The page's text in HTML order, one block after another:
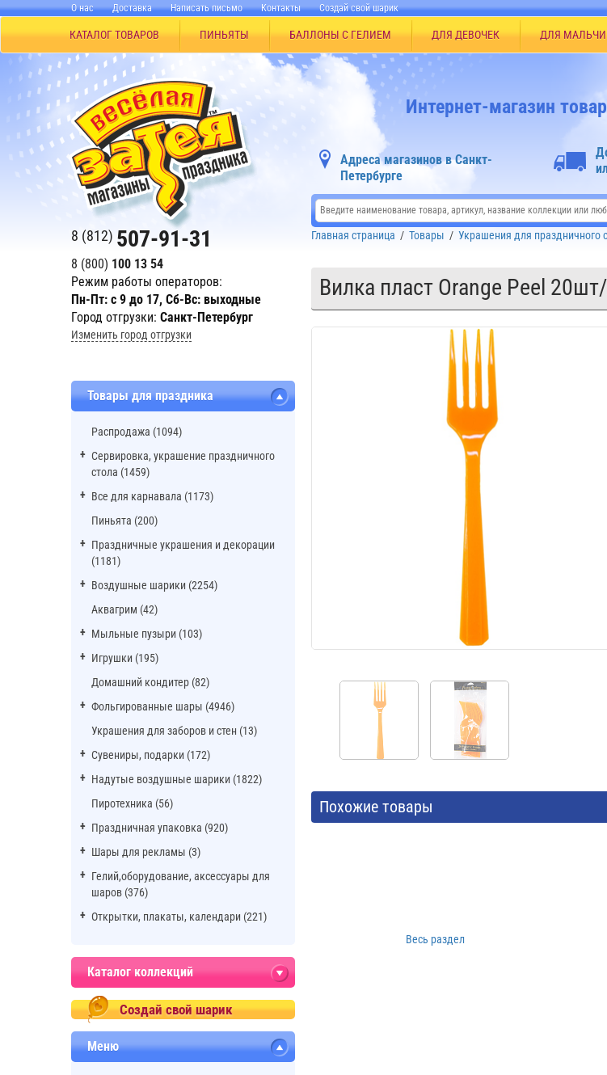
О нас Доставка Написать письмо Контакты Создай свой шарик
КАТАЛОГ ТОВАРОВ ПИНЬЯТЫ БАЛЛОНЫ С ГЕЛИЕМ ДЛЯ ДЕВОЧЕК ДЛЯ
8 (812) 507-91-31
8 (800) 100 13 54
Режим работы операторов:
Пн-Пт: с 9 до 17, Сб-Вс: выходные
Город отгрузки: Санкт-Петербург
Изменить город отгрузки
Товары для праздника
Распродажа (1094)
Сервировка, украшение праздничного
стола (1459)
Все для карнавала (1173)
Пиньята (200)
Праздничные украшения и декорации
(1181)
Воздушные шарики (2254)
Аквагрим (42)
Мыльные пузыри (103)
Игрушки (195)
Домашний кондитер (82)
Фольгированные шары (4946)
Украшения для заборов и стен (13)
Сувениры, подарки (172)
Надутые воздушные шарики (1822)
Пиротехника (56)
Праздничная упаковка (920)
Шары для рекламы (3)
Гелий,оборудование, аксессуары для
шаров (376)
Открытки, плакаты, календари (221)
Каталог коллекций
Создай свой шарик
Меню
Интернет-магазин
Адреса магазинов в Санкт-
Петербурге
Главная страница / Товары / Украшения для праздничного
Вилка пласт Orange Peel
Похожие товары
Весь раздел